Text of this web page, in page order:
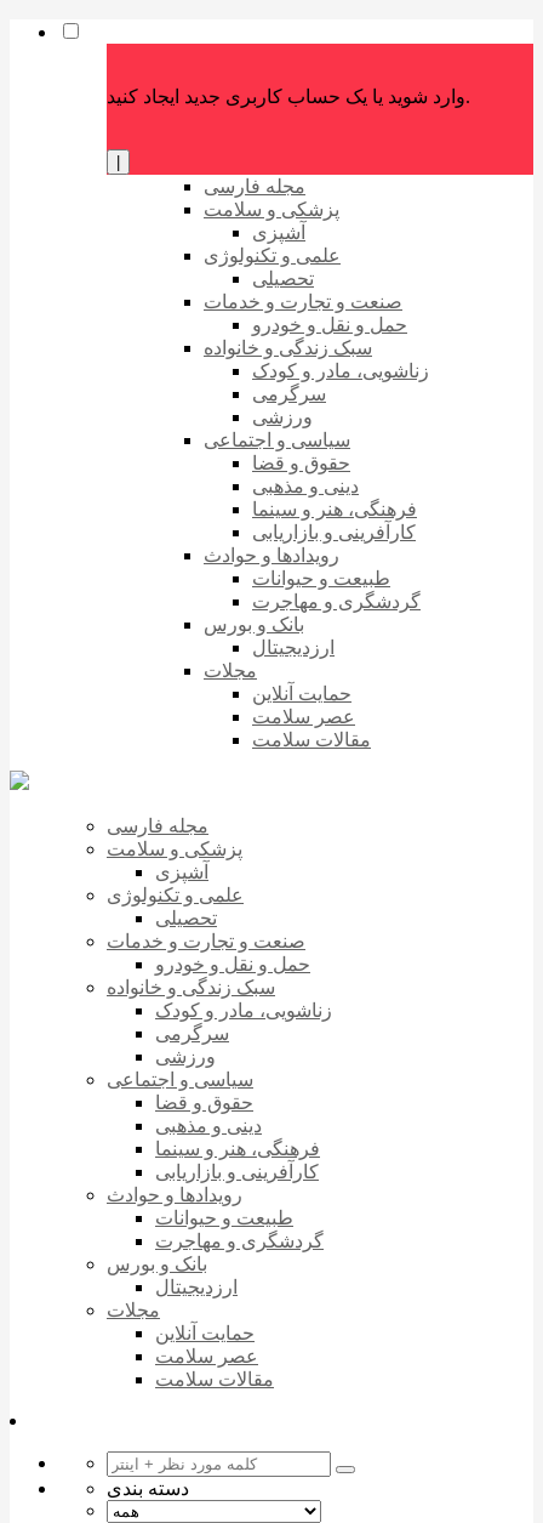
وارد شوید یا یک حساب کاربری جدید ایجاد کنید.
مجله فارسی
پزشکی و سلامت
آشپزی
علمی و تکنولوژی
تحصیلی
صنعت و تجارت و خدمات
حمل و نقل و خودرو
سبک زندگی و خانواده
زناشویی، مادر و کودک
سرگرمی
ورزشی
سیاسی و اجتماعی
حقوق و قضا
دینی و مذهبی
فرهنگی، هنر و سینما
کارآفرینی و بازاریابی
رویدادها و حوادث
طبیعت و حیوانات
گردشگری و مهاجرت
بانک و بورس
ارزدیجیتال
مجلات
حمایت آنلاین
عصر سلامت
مقالات سلامت
مجله فارسی
پزشکی و سلامت
آشپزی
علمی و تکنولوژی
تحصیلی
صنعت و تجارت و خدمات
حمل و نقل و خودرو
سبک زندگی و خانواده
زناشویی، مادر و کودک
سرگرمی
ورزشی
سیاسی و اجتماعی
حقوق و قضا
دینی و مذهبی
فرهنگی، هنر و سینما
کارآفرینی و بازاریابی
رویدادها و حوادث
طبیعت و حیوانات
گردشگری و مهاجرت
بانک و بورس
ارزدیجیتال
مجلات
حمایت آنلاین
عصر سلامت
مقالات سلامت
دسته بندی